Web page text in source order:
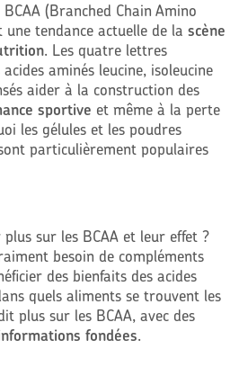
(Branched Chain Amino
une tendance actuelle de la scène
. Les quatre lettres
aminés leucine, isoleucine
aider à la construction des
sportive et même à la perte
les gélules et les poudres
particulièrement populaires
sur les BCAA et leur effet ?
besoin de compléments
des bienfaits des acides
quels aliments se trouvent les
plus sur les BCAA, avec des
fondées.